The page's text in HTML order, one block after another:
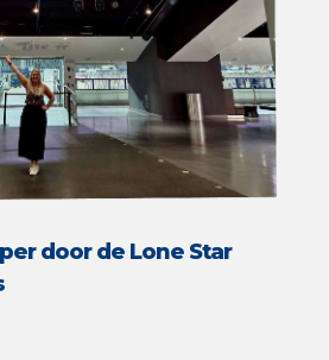
door de Lone Star